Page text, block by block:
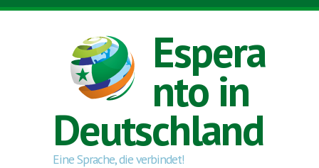
Direkt zum Inhalt
Espera
nto in
Deutschland
Eine Sprache, die verbindet!